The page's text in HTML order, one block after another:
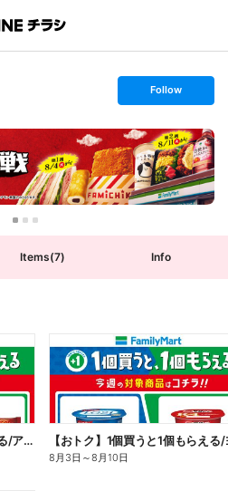
s
t
o
l
l
o
w
Follow
Items(7) Info
【おトク】1個買うと1個もらえる/アイス
8月3日 ～8月10日